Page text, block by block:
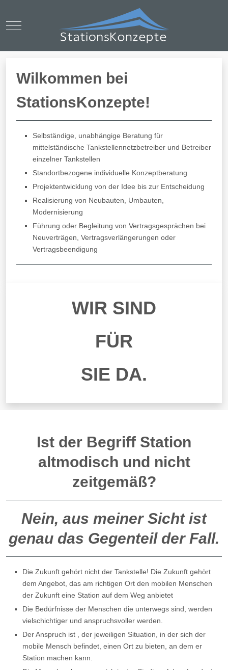
Mobile Menu Toggle
Wilkommen bei
StationsKonzepte!
Selbständige, unabhängige Beratung für
mittelständische Tankstellennetzbetreiber und Betreiber
einzelner Tankstellen
Standortbezogene individuelle Konzeptberatung
Projektentwicklung von der Idee bis zur Entscheidung
Realisierung von Neubauten, Umbauten,
Modernisierung
Führung oder Begleitung von Vertragsgesprächen bei
Neuverträgen, Vertragsverlängerungen oder
Vertragsbeendigung
WIR SIND
FÜR
SIE DA.
Ist der Begriff Station
altmodisch und nicht
zeitgemäß?
Nein, aus meiner Sicht ist
genau das Gegenteil der Fall.
Die Zukunft gehört nicht der Tankstelle! Die Zukunft gehört
dem Angebot, das am richtigen Ort den mobilen Menschen
der Zukunft eine Station auf dem Weg anbietet
Die Bedürfnisse der Menschen die unterwegs sind, werden
vielschichtiger und anspruchsvoller werden.
Der Anspruch ist , der jeweiligen Situation, in der sich der
mobile Mensch befindet, einen Ort zu bieten, an dem er
Station machen kann.